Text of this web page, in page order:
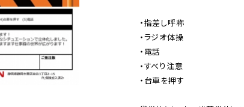
・指差し呼称
・ラジオ体操
・電話
・すべり注意
・台車を押す